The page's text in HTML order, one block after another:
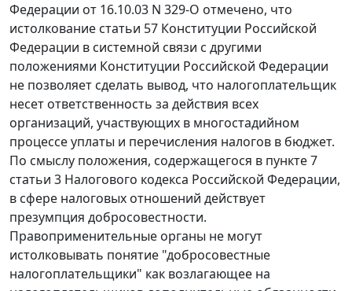
Федерации от 16.10.03 N 329-О отмечено, что
истолкование статьи 57 Конституции Российской
Федерации в системной связи с другими
положениями Конституции Российской Федерации
не позволяет сделать вывод, что налогоплательщик
несет ответственность за действия всех
организаций, участвующих в многостадийном
процессе уплаты и перечисления налогов в бюджет.
По смыслу положения, содержащегося в пункте 7
статьи 3 Налогового кодекса Российской Федерации,
в сфере налоговых отношений действует
презумпция добросовестности.
Правоприменительные органы не могут
истолковывать понятие "добросовестные
налогоплательщики" как возлагающее на